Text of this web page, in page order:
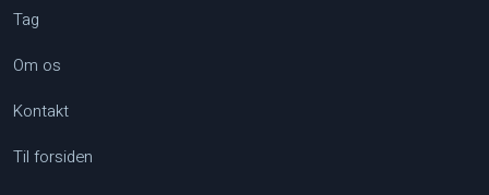
Tag
Om os
Kontakt
Til forsiden